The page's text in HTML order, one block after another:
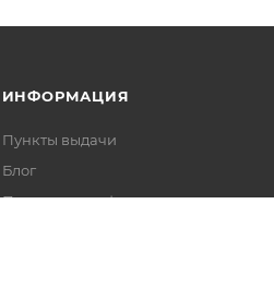
ИНФОРМАЦИЯ
Пункты выдачи
Блог
Политика конфиденциальности